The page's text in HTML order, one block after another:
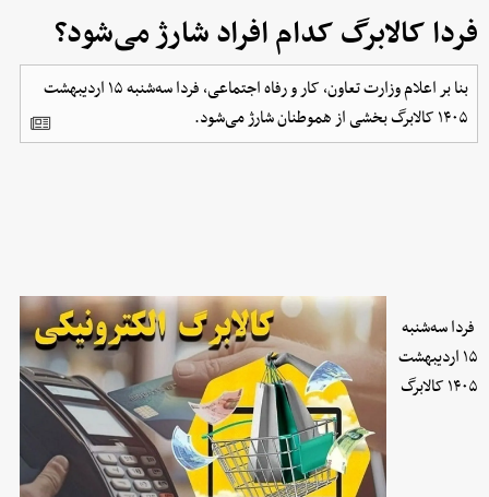
فردا کالابرگ کدام افراد شارژ می‌شود؟
بنا بر اعلام وزارت تعاون، کار و رفاه اجتماعی، فردا سه‌شنبه ۱۵ اردیبهشت
۱۴۰۵ کالابرگ بخشی از هموطنان شارژ می‌شود.
فردا سه‌شنبه
۱۵ اردیبهشت
۱۴۰۵ کالابرگ